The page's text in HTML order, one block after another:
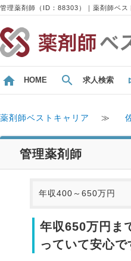
管理薬剤師（ID：88303）｜薬剤師ベス
HOME 求人検索
薬剤師ベストキャリア ≫
管理薬剤師
年収400～650万円
年収650万円ま
っていて安心で